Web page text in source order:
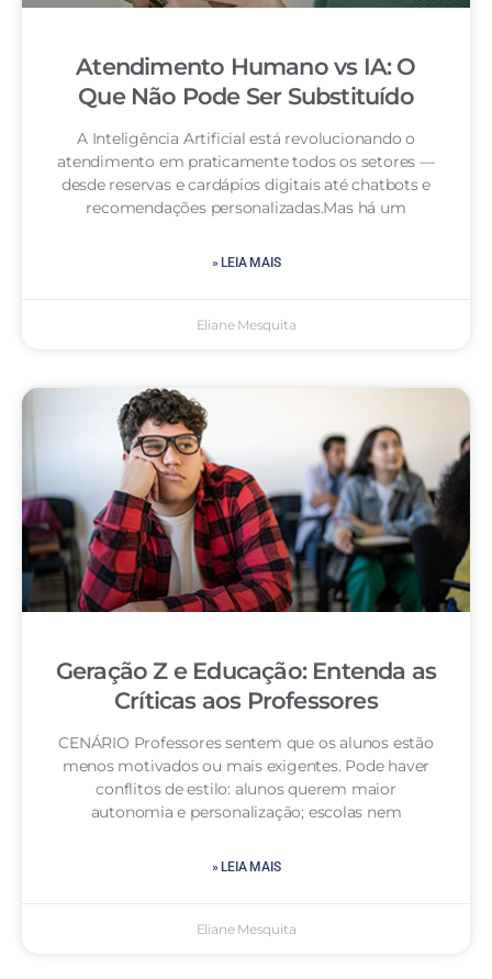
Atendimento Humano vs IA: O
Que Não Pode Ser Substituído
A Inteligência Artificial está revolucionando o
atendimento em praticamente todos os setores —
desde reservas e cardápios digitais até chatbots e
recomendações personalizadas.Mas há um
» LEIA MAIS
Eliane Mesquita
Geração Z e Educação: Entenda as
Críticas aos Professores
CENÁRIO Professores sentem que os alunos estão
menos motivados ou mais exigentes. Pode haver
conflitos de estilo: alunos querem maior
autonomia e personalização; escolas nem
» LEIA MAIS
Eliane Mesquita